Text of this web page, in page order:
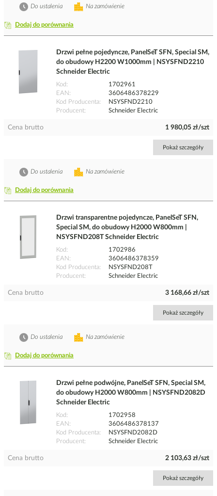
Dodaj do porównania
Na zamówienie
Do ustalenia
Drzwi pełne pojedyncze, PanelSeT SFN, Special SM,
do obudowy H2200 W1000mm | NSYSFND2210
Schneider Electric
Kod
1702961
EAN
3606486378229
Kod Producenta
NSYSFND2210
Producent
Schneider Electric
Cena brutto 1 980,05 zł/szt
Pokaż szczegóły
Dodaj do porównania
Na zamówienie
Do ustalenia
Drzwi transparentne pojedyncze, PanelSeT SFN,
Special SM, do obudowy H2000 W800mm |
NSYSFND208T Schneider Electric
Kod
1702986
EAN
3606486378359
Kod Producenta
NSYSFND208T
Producent
Schneider Electric
Cena brutto 3 168,66 zł/szt
Pokaż szczegóły
Dodaj do porównania
Na zamówienie
Do ustalenia
Drzwi pełne podwójne, PanelSeT SFN, Special SM,
do obudowy H2000 W800mm | NSYSFND2082D
Schneider Electric
Kod
1702958
EAN
3606486378137
Kod Producenta
NSYSFND2082D
Producent
Schneider Electric
Cena brutto 2 103,63 zł/szt
Pokaż szczegóły